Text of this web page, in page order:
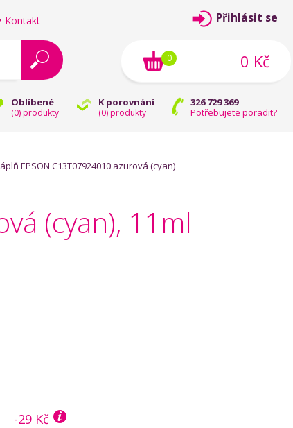
Kontakt
Oblíbené
(0) produkty
K porovnání
(0) produkty
326 729 369
Potřebujete poradit?
Přihlásit se
0 Kč
0
EPSON C13T07924010 azurová (cyan)
(cyan), 11ml
-29 Kč